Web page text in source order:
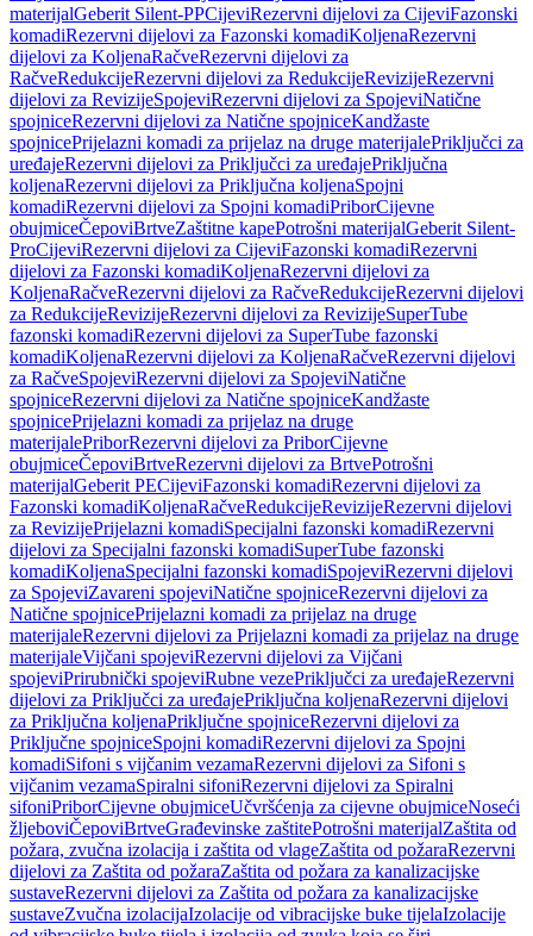
materijalGeberit Silent-PPCijeviRezervni dijelovi za CijeviFazonski
komadiRezervni dijelovi za Fazonski komadiKoljenaRezervni
dijelovi za KoljenaRačveRezervni dijelovi za
RačveRedukcijeRezervni dijelovi za RedukcijeRevizijeRezervni
dijelovi za RevizijeSpojeviRezervni dijelovi za SpojeviNatične
spojniceRezervni dijelovi za Natične spojniceKandžaste
spojnicePrijelazni komadi za prijelaz na druge materijalePriključci za
uređajeRezervni dijelovi za Priključci za uređajePriključna
koljenaRezervni dijelovi za Priključna koljenaSpojni
komadiRezervni dijelovi za Spojni komadiPriborCijevne
obujmiceČepoviBrtveZaštitne kapePotrošni materijalGeberit Silent-
ProCijeviRezervni dijelovi za CijeviFazonski komadiRezervni
dijelovi za Fazonski komadiKoljenaRezervni dijelovi za
KoljenaRačveRezervni dijelovi za RačveRedukcijeRezervni dijelovi
za RedukcijeRevizijeRezervni dijelovi za RevizijeSuperTube
fazonski komadiRezervni dijelovi za SuperTube fazonski
komadiKoljenaRezervni dijelovi za KoljenaRačveRezervni dijelovi
za RačveSpojeviRezervni dijelovi za SpojeviNatične
spojniceRezervni dijelovi za Natične spojniceKandžaste
spojnicePrijelazni komadi za prijelaz na druge
materijalePriborRezervni dijelovi za PriborCijevne
obujmiceČepoviBrtveRezervni dijelovi za BrtvePotrošni
materijalGeberit PECijeviFazonski komadiRezervni dijelovi za
Fazonski komadiKoljenaRačveRedukcijeRevizijeRezervni dijelovi
za RevizijePrijelazni komadiSpecijalni fazonski komadiRezervni
dijelovi za Specijalni fazonski komadiSuperTube fazonski
komadiKoljenaSpecijalni fazonski komadiSpojeviRezervni dijelovi
za SpojeviZavareni spojeviNatične spojniceRezervni dijelovi za
Natične spojnicePrijelazni komadi za prijelaz na druge
materijaleRezervni dijelovi za Prijelazni komadi za prijelaz na druge
materijaleVijčani spojeviRezervni dijelovi za Vijčani
spojeviPrirubnički spojeviRubne vezePriključci za uređajeRezervni
dijelovi za Priključci za uređajePriključna koljenaRezervni dijelovi
za Priključna koljenaPriključne spojniceRezervni dijelovi za
Priključne spojniceSpojni komadiRezervni dijelovi za Spojni
komadiSifoni s vijčanim vezamaRezervni dijelovi za Sifoni s
vijčanim vezamaSpiralni sifoniRezervni dijelovi za Spiralni
sifoniPriborCijevne obujmiceUčvršćenja za cijevne obujmiceNoseći
žljeboviČepoviBrtveGrađevinske zaštitePotrošni materijalZaštita od
požara, zvučna izolacija i zaštita od vlageZaštita od požaraRezervni
dijelovi za Zaštita od požaraZaštita od požara za kanalizacijske
sustaveRezervni dijelovi za Zaštita od požara za kanalizacijske
sustaveZvučna izolacijaIzolacije od vibracijske buke tijelaIzolacije